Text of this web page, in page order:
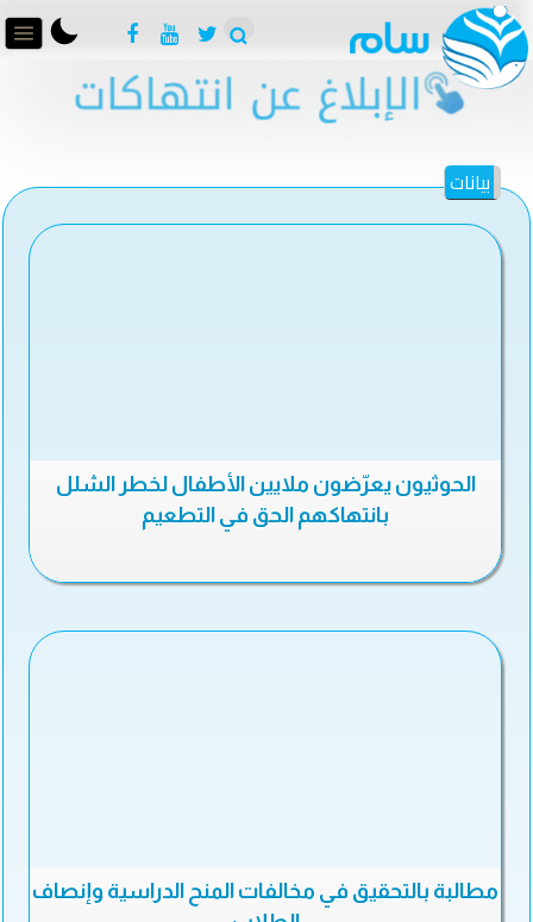
بيانات
الحوثيون يعرّضون ملايين الأطفال لخطر الشلل
بانتهاكهم الحق في التطعيم
مطالبة بالتحقيق في مخالفات المنح الدراسية وإنصاف